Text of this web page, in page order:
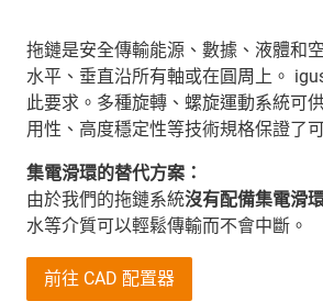
拖鏈是安全傳輸能源、數據、液體和
水平、垂直沿所有軸或在圓周上。
此要求。多種旋轉、螺旋運動系統可
用性、高度穩定性等技術規格保證了
集電滑環的替代方案：
由於我們的拖鏈系統沒有配備集電滑
水等介質可以輕鬆傳輸而不會中斷。
前往 CAD 配置器